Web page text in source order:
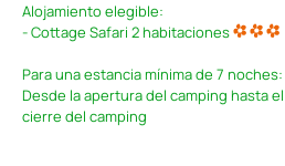
Alojamiento elegible:
- Cottage Safari 2 habitaciones
Para una estancia mínima de 7 noches:
Desde la apertura del camping hasta
cierre del camping